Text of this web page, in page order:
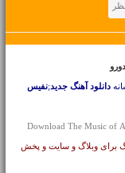
دانلود آهنگ جدید;نفیس
Download The Music of
برای وبلاگ و سایت و پخش